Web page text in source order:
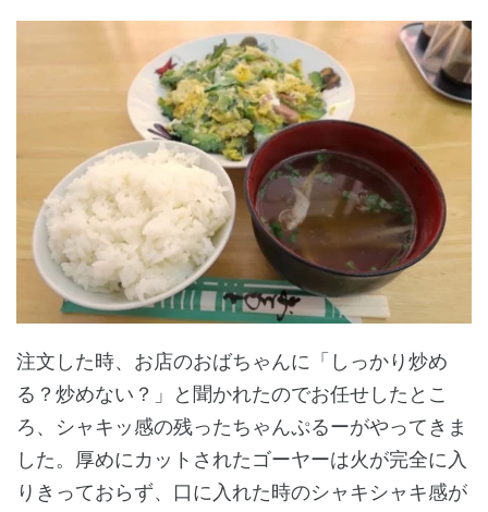
注文した時、お店のおばちゃんに「しっかり炒め
る？炒めない？」と聞かれたのでお任せしたとこ
ろ、シャキッ感の残ったちゃんぷるーがやってきま
した。厚めにカットされたゴーヤーは火が完全に入
りきっておらず、口に入れた時のシャキシャキ感が